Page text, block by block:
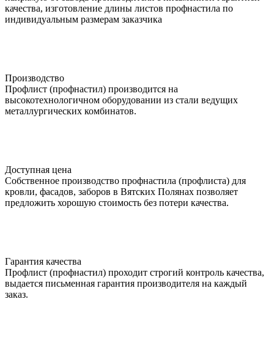
качества, изготовление длины листов профнастила по
индивидуальным размерам заказчика
Производство
Профлист (профнастил) производится на
высокотехнологичном оборудовании из стали ведущих
металлургических комбинатов.
Доступная цена
Собственное производство профнастила (профлиста) для
кровли, фасадов, заборов в Вятских Полянах позволяет
предложить хорошую стоимость без потери качества.
Гарантия качества
Профлист (профнастил) проходит строгий контроль качества,
выдается письменная гарантия производителя на каждый
заказ.